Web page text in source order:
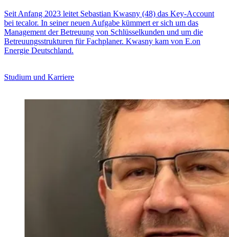
Seit Anfang 2023 leitet Sebastian Kwasny (48) das Key-Account
bei tecalor. In seiner neuen Aufgabe kümmert er sich um das
Management der Betreuung von Schlüsselkunden und um die
Betreuungsstrukturen für Fachplaner. Kwasny kam von E.on
Energie Deutschland.
Studium und Karriere